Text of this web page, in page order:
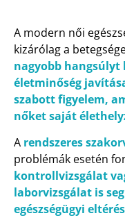
A modern női
kizárólag a
nagyobb hangsúlyt
életminőség
szabott figyelem,
nőket saját
A rendszeres
problémák esetén
kontrollvizsgálat
laborvizsgálat is
egészségügyi